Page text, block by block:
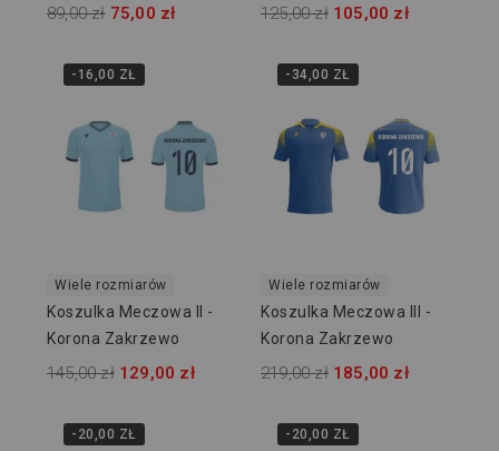
89,00 zł 75,00 zł 125,00 zł 105,00 zł
-16,00 ZŁ
Wiele rozmiarów
Koszulka Meczowa II -
Korona Zakrzewo
145,00 zł 129,00 zł
-34,00 ZŁ
Wiele rozmiarów
Koszulka Meczowa III -
Korona Zakrzewo
219,00 zł 185,00 zł
-20,00 ZŁ -20,00 ZŁ